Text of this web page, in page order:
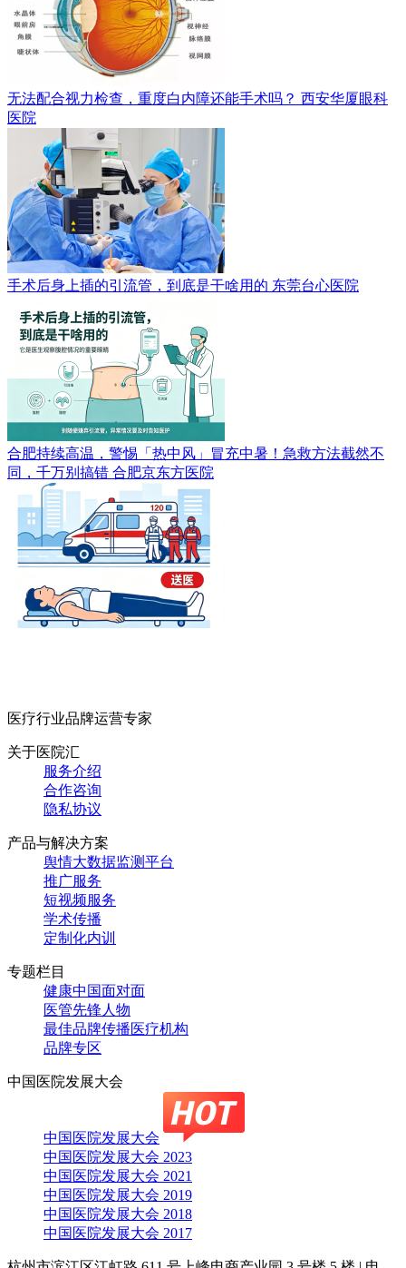
无法配合视力检查，重度白内障还能手术吗？ 西安华厦眼科
医院
手术后身上插的引流管，到底是干啥用的 东莞台心医院
合肥持续高温，警惕「热中风」冒充中暑！急救方法截然不
同，千万别搞错 合肥京东方医院
医疗行业品牌运营专家
关于医院汇
服务介绍
合作咨询
隐私协议
产品与解决方案
舆情大数据监测平台
推广服务
短视频服务
学术传播
定制化内训
专题栏目
健康中国面对面
医管先锋人物
最佳品牌传播医疗机构
品牌专区
中国医院发展大会
中国医院发展大会
中国医院发展大会 2023
中国医院发展大会 2021
中国医院发展大会 2019
中国医院发展大会 2018
中国医院发展大会 2017